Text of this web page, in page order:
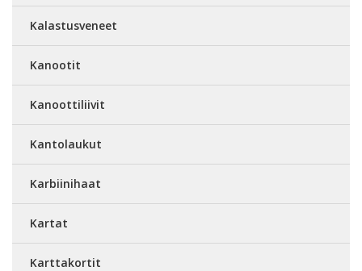
Kalastusveneet
Kanootit
Kanoottiliivit
Kantolaukut
Karbiinihaat
Kartat
Karttakortit